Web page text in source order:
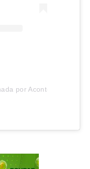
por Aconteceu em